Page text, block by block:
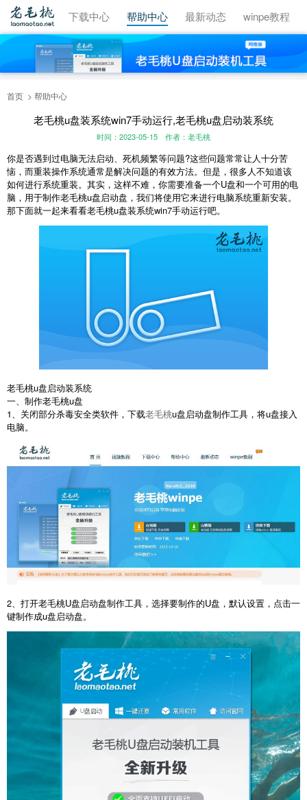
视频教程 下载中心 帮助中心 最新动态 winpe教程
首页 帮助中心
老毛桃u盘装系统win7手动运行,老毛桃u盘启动装系统
时间：2023-05-15 作者：老毛桃
你是否遇到过电脑无法启动、死机频繁等问题?这些问题常常让人十分苦
恼，而重装操作系统通常是解决问题的有效方法。但是，很多人不知道该
如何进行系统重装。其实，这样不难，你需要准备一个U盘和一个可用的电
脑，用于制作老毛桃u盘启动盘，我们将使用它来进行电脑系统重新安装。
那下面就一起来看看老毛桃u盘装系统win7手动运行吧。
老毛桃u盘启动装系统
一、制作老毛桃u盘
1、关闭部分杀毒安全类软件，下载老毛桃u盘启动盘制作工具，将u盘接入
电脑。
2、打开老毛桃U盘启动盘制作工具，选择要制作的U盘，默认设置，点击一
键制作成u盘启动盘。